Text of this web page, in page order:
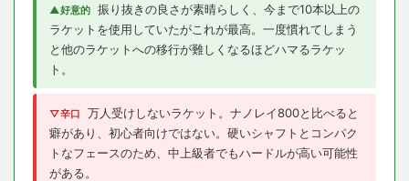
▲好意的 振り抜きの良さが素晴らしく、今まで10本以上の
ラケットを使用していたがこれが最高。一度慣れてしまう
と他のラケットへの移行が難しくなるほどハマるラケッ
ト。
▽辛口
万人受けしないラケット。ナノレイ800と比べると
癖があり、初心者向けではない。硬いシャフトとコンパク
トなフェースのため、中上級者でもハードルが高い可能性
がある。